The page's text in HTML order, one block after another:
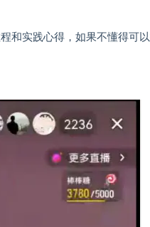
和实践心得，如果不懂得